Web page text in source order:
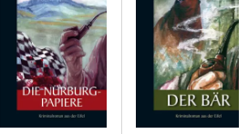
handelt von der Drogenszene in der
Und detailliert und dicht,
wie das beschrieben ist,
halten, daß es so nicht sei.
kaum übertrieben.' (Prof. Erhard
ist der Eifelkrimi- Guru.' (DIE
Unterhaltung bietet der Autor ein